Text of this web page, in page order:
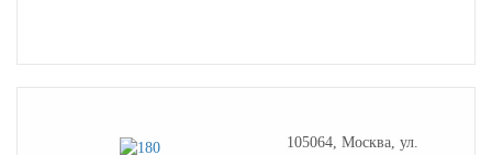
105064, Москва, ул.